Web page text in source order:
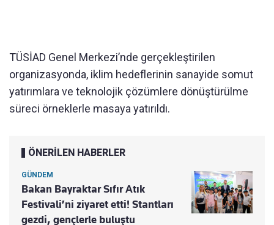
TÜSİAD Genel Merkezi’nde gerçekleştirilen
organizasyonda, iklim hedeflerinin sanayide somut
yatırımlara ve teknolojik çözümlere dönüştürülme
süreci örneklerle masaya yatırıldı.
ÖNERİLEN HABERLER
GÜNDEM
Bakan Bayraktar Sıfır Atık
Festivali’ni ziyaret etti! Stantları
gezdi, gençlerle buluştu